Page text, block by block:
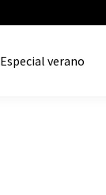
Especial verano